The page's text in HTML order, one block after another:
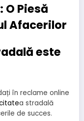
Piesă
Afacerilor
este
în reclame online
a stradală
de succes.